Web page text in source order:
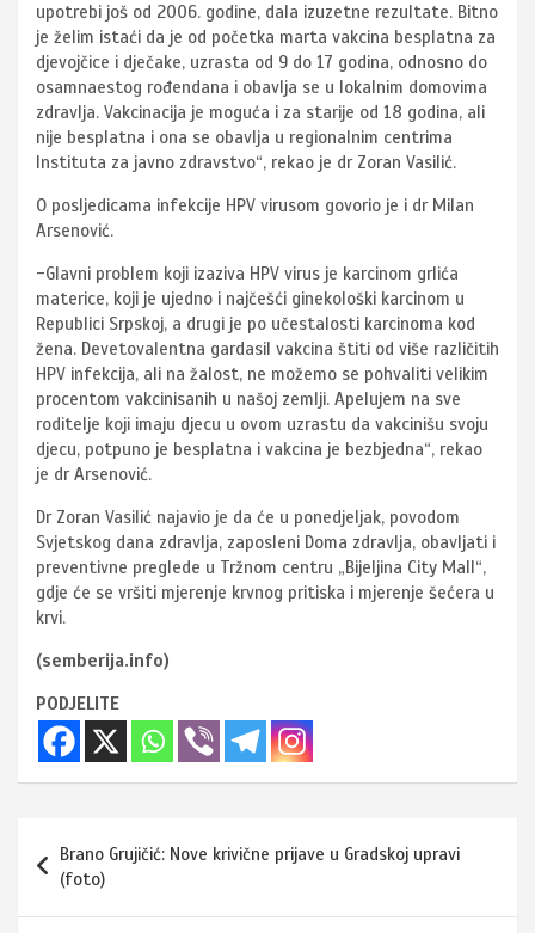
upotrebi još od 2006. godine, dala izuzetne rezultate. Bitno
je želim istaći da je od početka marta vakcina besplatna za
djevojčice i dječake, uzrasta od 9 do 17 godina, odnosno do
osamnaestog rođendana i obavlja se u lokalnim domovima
zdravlja. Vakcinacija je moguća i za starije od 18 godina, ali
nije besplatna i ona se obavlja u regionalnim centrima
Instituta za javno zdravstvo“, rekao je dr Zoran Vasilić.
O posljedicama infekcije HPV virusom govorio je i dr Milan
Arsenović.
-Glavni problem koji izaziva HPV virus je karcinom grlića
materice, koji je ujedno i najčešći ginekološki karcinom u
Republici Srpskoj, a drugi je po učestalosti karcinoma kod
žena. Devetovalentna gardasil vakcina štiti od više različitih
HPV infekcija, ali na žalost, ne možemo se pohvaliti velikim
procentom vakcinisanih u našoj zemlji. Apelujem na sve
roditelje koji imaju djecu u ovom uzrastu da vakcinišu svoju
djecu, potpuno je besplatna i vakcina je bezbjedna“, rekao
je dr Arsenović.
Dr Zoran Vasilić najavio je da će u ponedjeljak, povodom
Svjetskog dana zdravlja, zaposleni Doma zdravlja, obavljati i
preventivne preglede u Tržnom centru „Bijeljina City Mall“,
gdje će se vršiti mjerenje krvnog pritiska i mjerenje šećera u
krvi.
(semberija.info)
PODJELITE
Navigacija
članaka
Brano Grujičić: Nove krivične prijave u Gradskoj upravi
(foto)